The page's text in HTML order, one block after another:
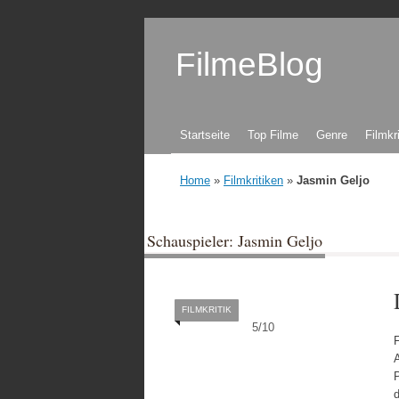
FilmeBlog
Zum Inhalt springen
Startseite Top Filme Genre
Home » Filmkritiken » Jasmin Geljo
Schauspieler: Jasmin Geljo
5/10
FILMKRITIK